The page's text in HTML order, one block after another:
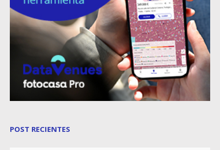
POST RECIENTES